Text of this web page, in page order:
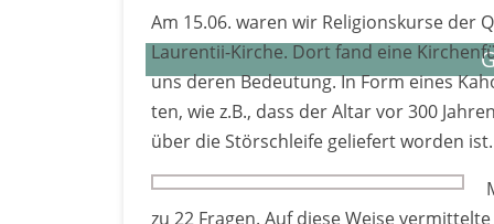
Am 15.06. waren wir Re­ligions­kurse der
Laurentii-­Kirche. Dort fand eine
uns deren Be­deu­tung. In Form eines
ten, wie z.B., dass der Altar vor 300
über die Stör­schleife geliefert worden ist.
zu 22 Fra­gen. Auf diese Weise